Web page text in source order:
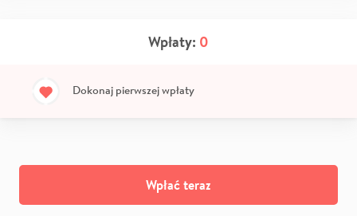
Wpłaty: 0
Dokonaj pierwszej wpłaty
Wpłać teraz